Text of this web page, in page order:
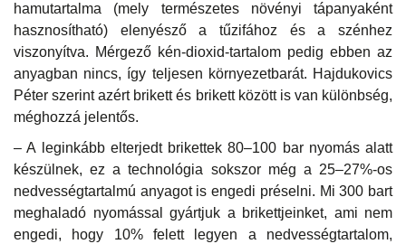
hamutartalma (mely természetes növényi tápanyaként
hasznosítható) elenyésző a tűzifához és a szénhez
viszonyítva. Mérgező kén-dioxid-tartalom pedig ebben az
anyagban nincs, így teljesen környezetbarát. Hajdukovics
Péter szerint azért brikett és brikett között is van különbség,
méghozzá jelentős.
– A leginkább elterjedt brikettek 80–100 bar nyomás alatt
készülnek, ez a technológia sokszor még a 25–27%-os
nedvességtartalmú anyagot is engedi préselni. Mi 300 bart
meghaladó nyomással gyártjuk a brikettjeinket, ami nem
engedi, hogy 10% felett legyen a nedvességtartalom,